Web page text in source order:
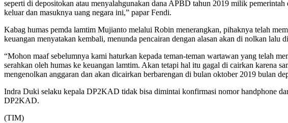
seperti di depositokan atau menyalahgunakan dana APBD tahun 2019 milik
keluar dan masuknya uang negara ini,” papar Fendi.
Kabag humas pemda lamtim Mujianto melalui Robin menerangkan, pihaknya telah
keuangan menyatakan kembali, menunda pencairan dengan alasan akan di nolkan
“Mohon maaf sebelumnya kami haturkan kepada teman-teman wartawan yang telah
serahkan oleh humas ke keuangan lamtim. Akan tetapi hal itu gagal di cairkan karena
mengenolkan anggaran dan akan dicairkan berbarengan di bulan oktober 2019 bulan
Indra Duki selaku kepala DP2KAD tidak bisa dimintai konfirmasi nomor handphone
DP2KAD.
(TIM)